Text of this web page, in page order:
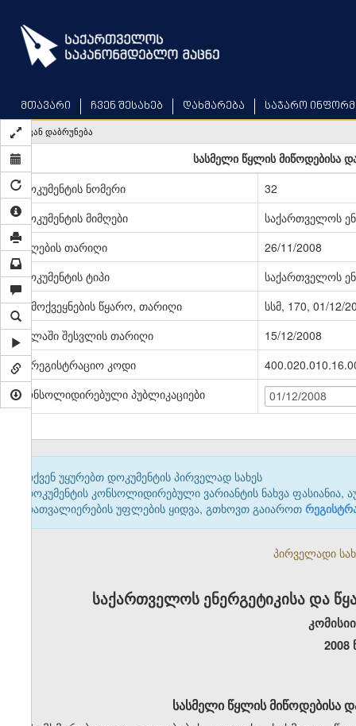
main
content
მთავარი ჩვენ შესახებ დახმარება საჯარო
უკან დაბრუნება
სასმელი წყლის მიწოდებისა
დოკუმენტის ნომერი
32
დოკუმენტის მიმღები
საქართველოს
მიღების თარიღი
26/11/2008
დოკუმენტის ტიპი
საქართველოს
გამოქვეყნების წყარო, თარიღი
სსმ, 170, 01/12/
ძალაში შესვლის თარიღი
15/12/2008
სარეგისტრაციო კოდი
კონსოლიდირებული პუბლიკაციები
01/12/2008
თქვენ უყურებთ დოკუმენტის პირველად სახეს
დოკუმენტის კონსოლიდირებული ვარიანტის ნახვა ფასიანია,
დათვალიერების უფლების ყიდვა, გთხოვთ გაიაროთ
პირველადი
საქართველოს ენერგეტიკისა და
2008
სასმელი წყლის მიწოდებისა